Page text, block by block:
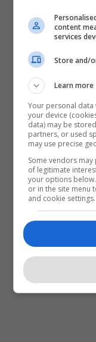
content
services
Store and/
Learn more
Your personal
your device
data) may be
partners, or used
may use precise
Some vendors
of legitimate
your options
or in the site menu
and cookie settings.